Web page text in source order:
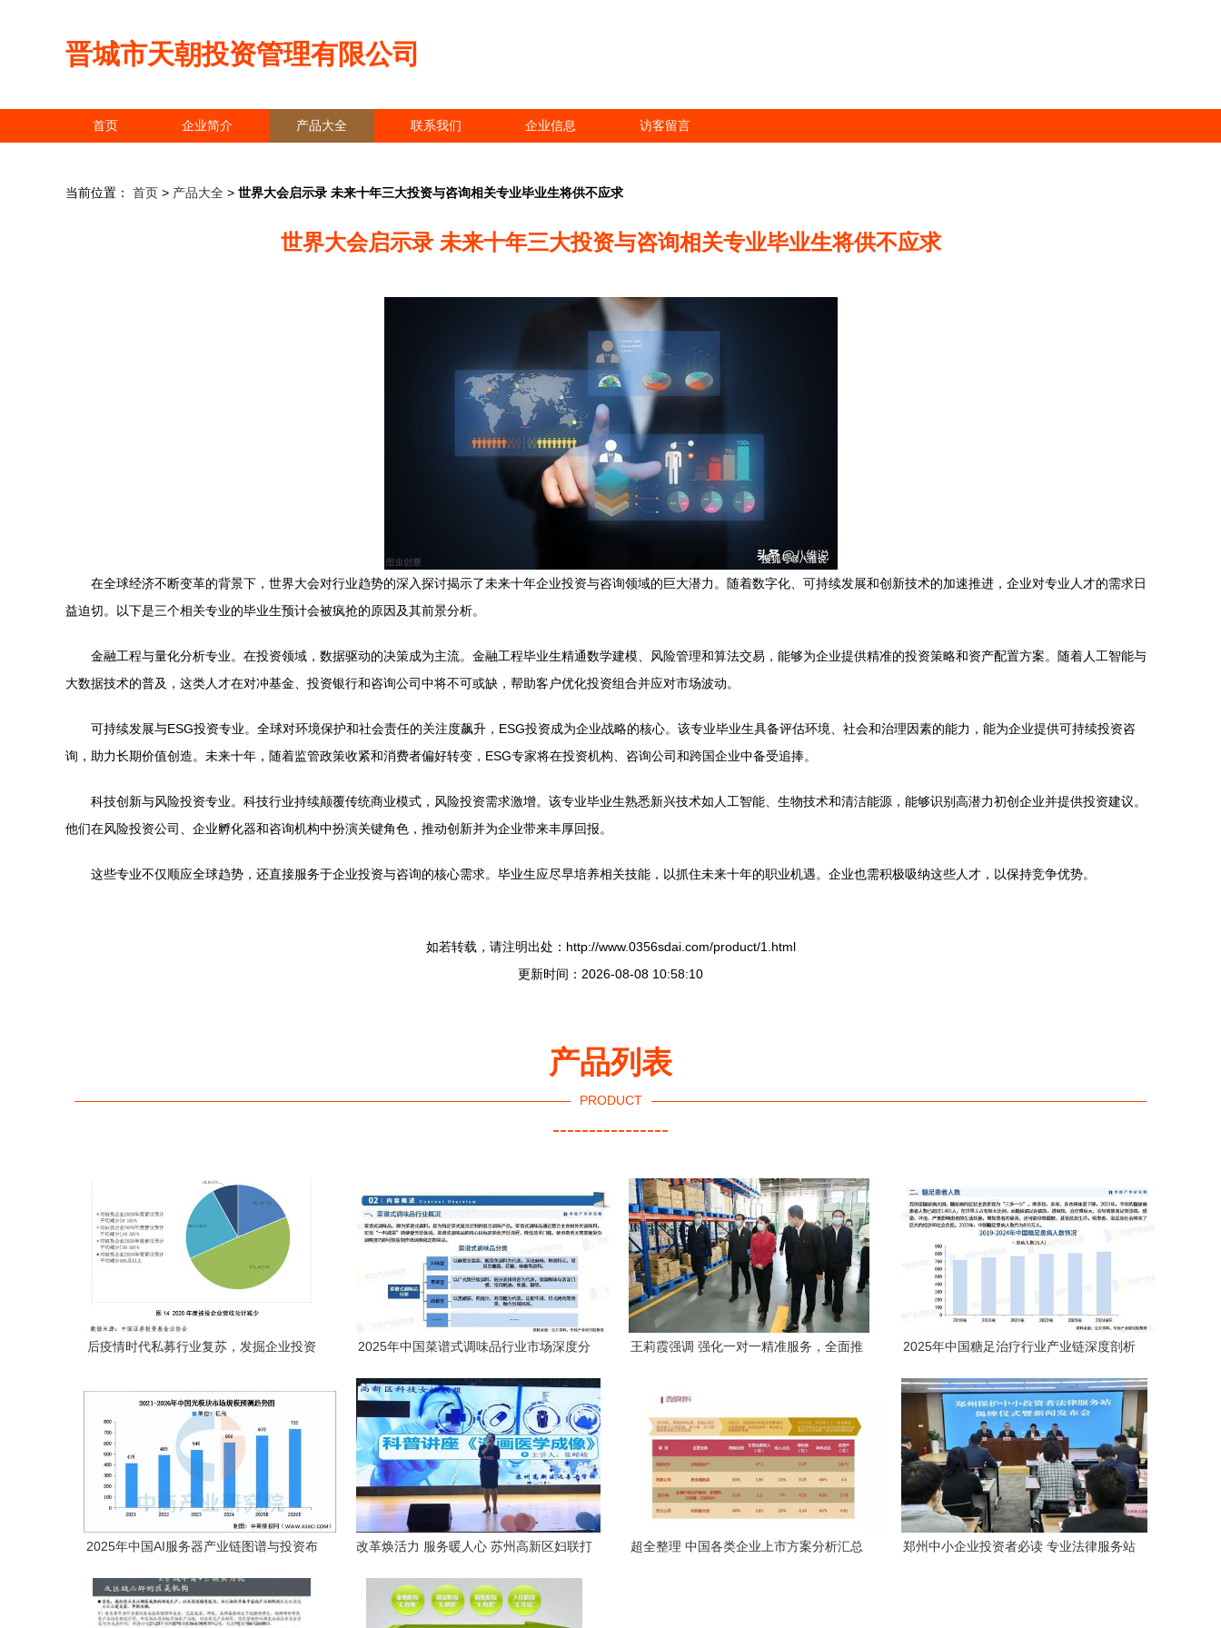
晋城市天朝投资管理有限公司
首页 企业简介 产品大全 联系我们 企业信息 访客留言
当前位置： 首页 > 产品大全 > 世界大会启示录 未来十年三大投资与咨询相关专业毕业生将供不应求
世界大会启示录 未来十年三大投资与咨询相关专业毕业生将供不应求
在全球经济不断变革的背景下，世界大会对行业趋势的深入探讨揭示了未来十年企业投资与咨询领域的巨大潜力。随着数字化、可持续发展和创新技术的加速推进，企业对专业人才的需求日
益迫切。以下是三个相关专业的毕业生预计会被疯抢的原因及其前景分析。
金融工程与量化分析专业。在投资领域，数据驱动的决策成为主流。金融工程毕业生精通数学建模、风险管理和算法交易，能够为企业提供精准的投资策略和资产配置方案。随着人工智能与
大数据技术的普及，这类人才在对冲基金、投资银行和咨询公司中将不可或缺，帮助客户优化投资组合并应对市场波动。
可持续发展与ESG投资专业。全球对环境保护和社会责任的关注度飙升，ESG投资成为企业战略的核心。该专业毕业生具备评估环境、社会和治理因素的能力，能为企业提供可持续投资咨
询，助力长期价值创造。未来十年，随着监管政策收紧和消费者偏好转变，ESG专家将在投资机构、咨询公司和跨国企业中备受追捧。
科技创新与风险投资专业。科技行业持续颠覆传统商业模式，风险投资需求激增。该专业毕业生熟悉新兴技术如人工智能、生物技术和清洁能源，能够识别高潜力初创企业并提供投资建议。
他们在风险投资公司、企业孵化器和咨询机构中扮演关键角色，推动创新并为企业带来丰厚回报。
这些专业不仅顺应全球趋势，还直接服务于企业投资与咨询的核心需求。毕业生应尽早培养相关技能，以抓住未来十年的职业机遇。企业也需积极吸纳这些人才，以保持竞争优势。
如若转载，请注明出处：http://www.0356sdai.com/product/1.html
更新时间：2026-08-08 10:58:10
产品列表
PRODUCT
----------------
后疫情时代私募行业复苏，发掘企业投资
2025年中国菜谱式调味品行业市场深度分
王莉霞强调 强化一对一精准服务，全面推
2025年中国糖足治疗行业产业链深度剖析
2025年中国AI服务器产业链图谱与投资布
改革焕活力 服务暖人心 苏州高新区妇联打
超全整理 中国各类企业上市方案分析汇总
郑州中小企业投资者必读 专业法律服务站